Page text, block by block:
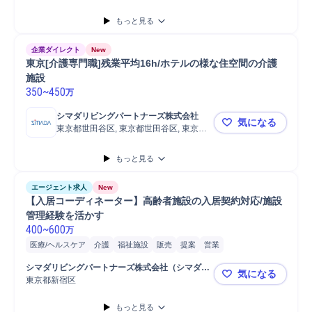
もっと見る
企業ダイレクト New
東京[介護専門職]残業平均16h/ホテルの様な住空間の介護
施設
350~450万
シマダリビングパートナーズ株式会社
東京都世田谷区, 東京都世田谷区, 東京都
東京[介護
気になる
もっと見る
エージェント求人 New
【入居コーディネーター】高齢者施設の入居契約対応/施設
管理経験を活かす
400~600万
医療/ヘルスケア 介護 福祉施設 販売 提案 営業
シマダリビングパートナーズ株式会社（シマダグ
ループ）
東京都新宿区 【入居コー
気になる
もっと見る